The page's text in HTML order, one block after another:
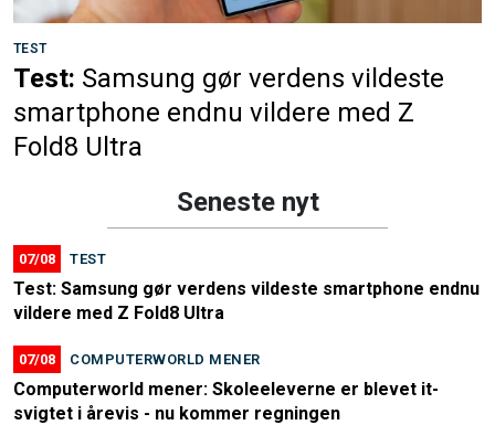
TEST
Test: Samsung gør verdens vildeste
smartphone endnu vildere med Z
Fold8 Ultra
Seneste nyt
07/08 TEST
Test: Samsung gør verdens vildeste smartphone endnu
vildere med Z Fold8 Ultra
07/08 COMPUTERWORLD MENER
Computerworld mener: Skoleeleverne er blevet it-
svigtet i årevis - nu kommer regningen